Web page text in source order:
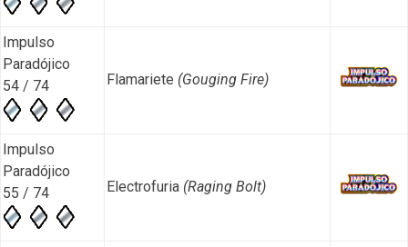
Impulso
Paradójico
54 / 74
Flamariete (Gouging Fire)
Impulso
Paradójico
55 / 74
Electrofuria (Raging Bolt)